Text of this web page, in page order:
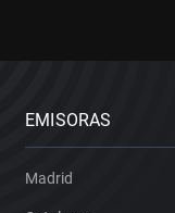
EMISORAS
Madrid